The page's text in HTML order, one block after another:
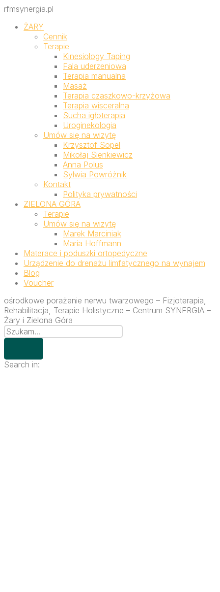
rfmsynergia.pl
ŻARY
Cennik
Terapie
Kinesiology Taping
Fala uderzeniowa
Terapia manualna
Masaż
Terapia czaszkowo-krzyżowa
Terapia wisceralna
Sucha igłoterapia
Uroginekologia
Umów się na wizytę
Krzysztof Sopel
Mikołaj Sienkiewicz
Anna Polus
Sylwia Powróżnik
Kontakt
Polityka prywatności
ZIELONA GÓRA
Terapie
Umów się na wizytę
Marek Marciniak
Maria Hoffmann
Materace i poduszki ortopedyczne
Urządzenie do drenażu limfatycznego na wynajem
Blog
Voucher
ośrodkowe porażenie nerwu twarzowego – Fizjoterapia,
Rehabilitacja, Terapie Holistyczne – Centrum SYNERGIA –
Żary i Zielona Góra
Search in: